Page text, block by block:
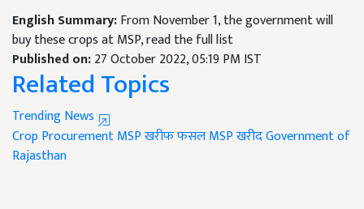
English Summary:From November 1, the government will
buy these crops at MSP, read the full list
Published on:27 October 2022, 05:19 PM IST
Related Topics
Trending News
Crop ProcurementMSPखरीफ फसलMSP खरीदGovernment of
Rajasthan